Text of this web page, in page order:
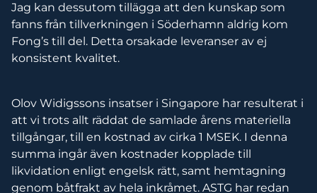
Jag kan dessutom tillägga att den kunskap som
fanns från tillverkningen i Söderhamn aldrig kom
Fong’s till del. Detta orsakade leveranser av ej
konsistent kvalitet.
Olov Widigssons insatser i Singapore har resulterat i
att vi trots allt räddat de samlade årens materiella
tillgångar, till en kostnad av cirka 1 MSEK. I denna
summa ingår även kostnader kopplade till
likvidation enligt engelsk rätt, samt hemtagning
genom båtfrakt av hela inkråmet. ASTG har redan